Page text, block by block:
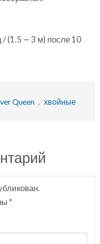
/ (1.5 — 3 м) после 10
Queen , хвойные
*